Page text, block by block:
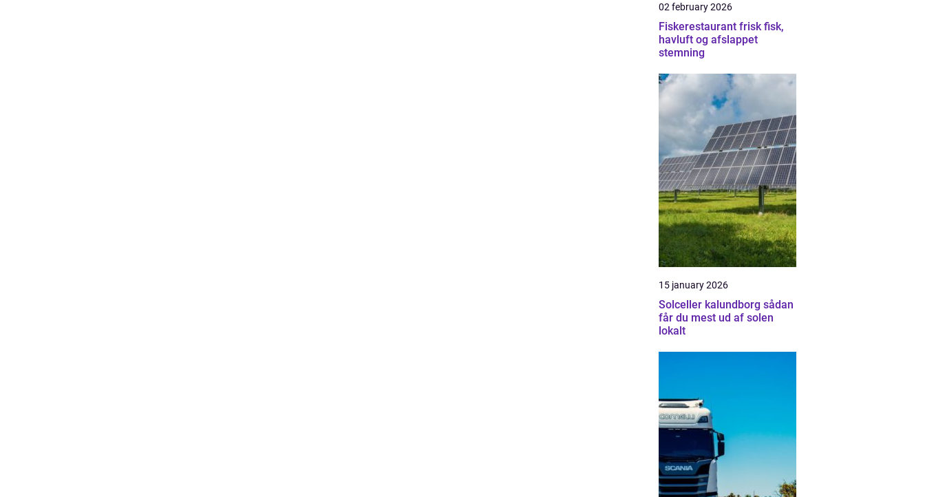
02 february 2026
Fiskerestaurant frisk fisk,
havluft og afslappet
stemning
15 january 2026
Solceller kalundborg sådan
får du mest ud af solen
lokalt